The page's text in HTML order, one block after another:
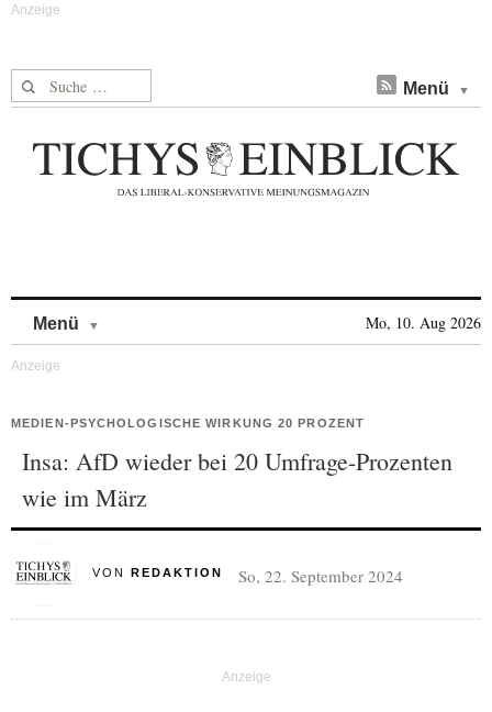
Suche nach: Menü
Menü Mo, 10. Aug 2026
MEDIEN-PSYCHOLOGISCHE WIRKUNG 20 PROZENT
Insa: AfD wieder bei 20 Umfrage-Prozenten
wie im März
VON REDAKTION So, 22. September 2024